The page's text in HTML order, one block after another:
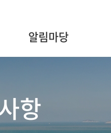
알림마당
항